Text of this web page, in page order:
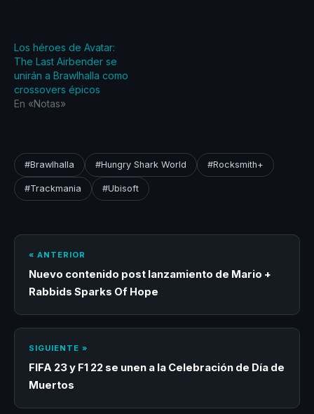
Los héroes de Avatar:
The Last Airbender se
unirán a Brawlhalla como
crossovers épicos
En «Notas»
#Brawlhalla #Hungry Shark World #Rocksmith+
#Trackmania #Ubisoft
« ANTERIOR
Nuevo contenido post lanzamiento de Mario +
Rabbids Sparks Of Hope
SIGUIENTE »
FIFA 23 y F1 22 se unen a la Celebración de Día de
Muertos